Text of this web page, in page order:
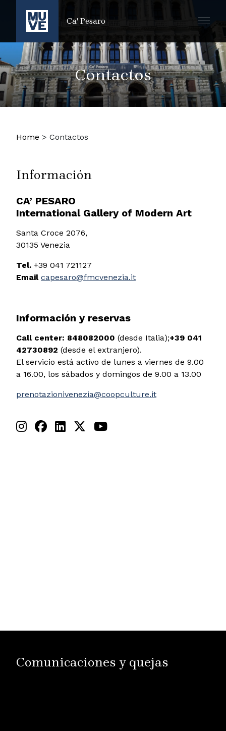
IR AL CONTENIDO PRINCIPAL
Ca' Pesaro
Contactos
Home > Contactos
Información
CA’ PESARO
International Gallery of Modern Art
Santa Croce 2076,
30135 Venezia
Tel. +39 041 721127
Email capesaro@fmcvenezia.it
Información y reservas
Call center: 848082000 (desde Italia);+39 041
42730892 (desde el extranjero).
El servicio está activo de lunes a viernes de 9.00
a 16.00, los sábados y domingos de 9.00 a 13.00
prenotazionivenezia@coopculture.it
Comunicaciones y quejas